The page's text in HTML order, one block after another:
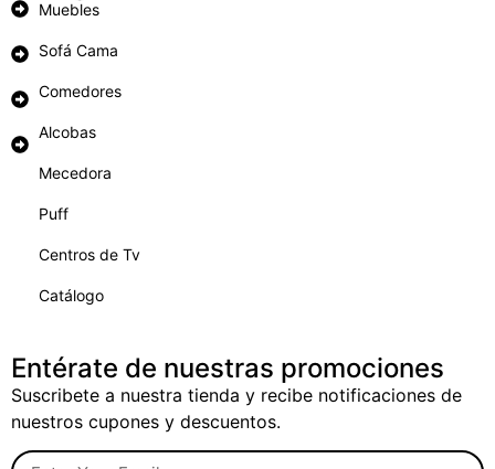
Muebles
Sofá Cama
Comedores
Alcobas
Mecedora
Puff
Centros de Tv
Catálogo
Entérate de nuestras promociones
Suscribete a nuestra tienda y recibe notificaciones de
nuestros cupones y descuentos.